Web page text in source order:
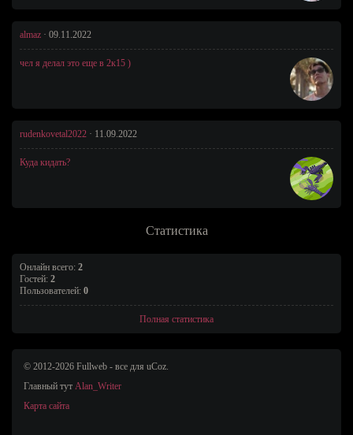
almaz · 09.11.2022
чел я делал это еще в 2к15 )
rudenkovetal2022 · 11.09.2022
Куда кидать?
Статистика
Онлайн всего: 2
Гостей: 2
Пользователей: 0
Полная статистика
© 2012-2026 Fullweb - все для uCoz.
Главный тут Alan_Writer
Карта сайта